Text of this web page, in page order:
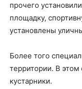
прочего
площадку,
установлены
Более того
территории. В этом
кустарники.